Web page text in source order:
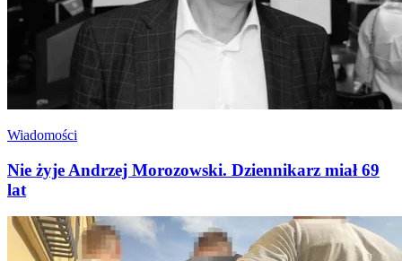
Wiadomości
Nie żyje Andrzej Morozowski. Dziennikarz miał 69
lat